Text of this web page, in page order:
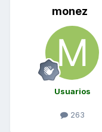
monez
Usuarios
263